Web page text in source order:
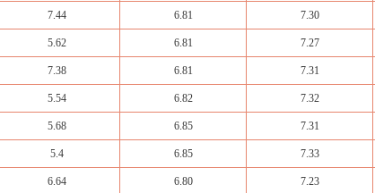
7.44 6.81 7.30
5.62 6.81 7.27
7.38 6.81 7.31
5.54 6.82 7.32
5.68 6.85 7.31
5.4 6.85 7.33
6.64 6.80 7.23